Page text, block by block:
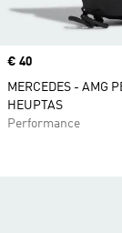
Price
€ 40
MERCEDES - AMG
HEUPTAS
Performance